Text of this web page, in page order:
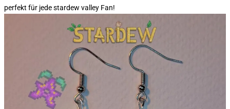
perfekt für jede stardew valley Fan!